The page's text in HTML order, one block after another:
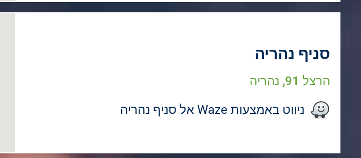
סניף נהריה
הרצל 91, נהריה
ניווט באמצעות Waze אל סניף נהריה